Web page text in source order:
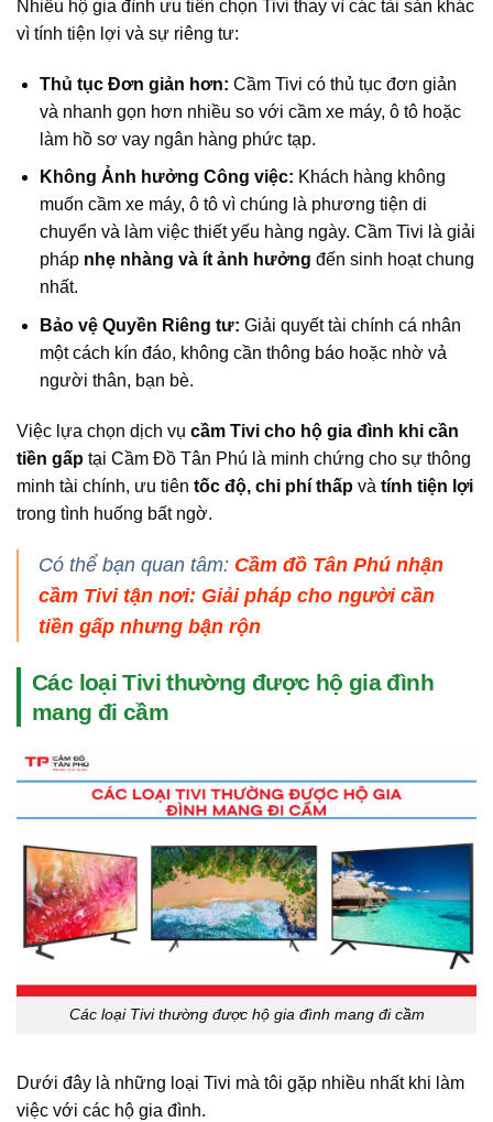
Nhiều hộ gia đình ưu tiên chọn Tivi thay vì các tài sản khác
vì tính tiện lợi và sự riêng tư:
Thủ tục Đơn giản hơn: Cầm Tivi có thủ tục đơn giản
và nhanh gọn hơn nhiều so với cầm xe máy, ô tô hoặc
làm hồ sơ vay ngân hàng phức tạp.
Không Ảnh hưởng Công việc: Khách hàng không
muốn cầm xe máy, ô tô vì chúng là phương tiện di
chuyển và làm việc thiết yếu hàng ngày. Cầm Tivi là giải
pháp nhẹ nhàng và ít ảnh hưởng đến sinh hoạt chung
nhất.
Bảo vệ Quyền Riêng tư: Giải quyết tài chính cá nhân
một cách kín đáo, không cần thông báo hoặc nhờ vả
người thân, bạn bè.
Việc lựa chọn dịch vụ cầm Tivi cho hộ gia đình khi cần
tiền gấp tại Cầm Đồ Tân Phú là minh chứng cho sự thông
minh tài chính, ưu tiên tốc độ, chi phí thấp và tính tiện lợi
trong tình huống bất ngờ.
Có thể bạn quan tâm: Cầm đồ Tân Phú nhận
cầm Tivi tận nơi: Giải pháp cho người cần
tiền gấp nhưng bận rộn
Các loại Tivi thường được hộ gia đình
mang đi cầm
Các loại Tivi thường được hộ gia đình mang đi cầm
Dưới đây là những loại Tivi mà tôi gặp nhiều nhất khi làm
việc với các hộ gia đình.